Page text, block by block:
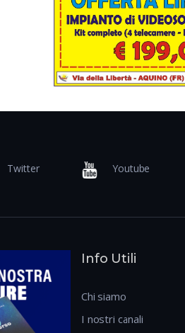
Twitter Youtube
Info Utili
Chi siamo
I nostri canali